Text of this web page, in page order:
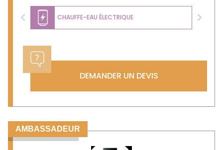
CHAUFFE-EAU ÉLECTRIQUE
Previous Next
DEMANDER UN DEVIS
AMBASSADEUR